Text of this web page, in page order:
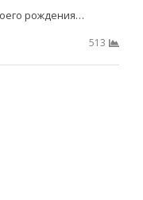
рождения…
513